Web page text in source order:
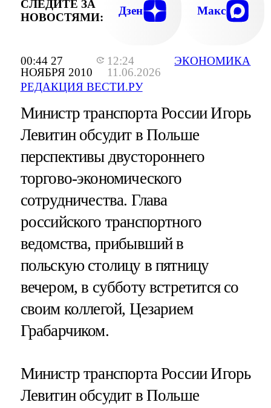
00:44 27
НОЯБРЯ 2010
12:24
11.06.2026
РЕДАКЦИЯ ВЕСТИ.РУ
ЭКОНОМИКА
СЛЕДИТЕ ЗА
НОВОСТЯМИ:
Дзен Макс
Министр транспорта России Игорь
Левитин обсудит в Польше
перспективы двустороннего
торгово-экономического
сотрудничества. Глава
российского транспортного
ведомства, прибывший в
польскую столицу в пятницу
вечером, в субботу встретится со
своим коллегой, Цезарием
Грабарчиком.
Министр транспорта России Игорь
Левитин обсудит в Польше